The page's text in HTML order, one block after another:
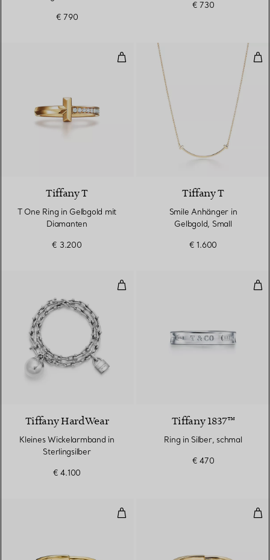
€ 790
€ 730
T One Ring in Gelbgold mit
3 Materialien
Tiffany T
T One Ring in Gelbgold mit
Diamanten
€ 3.200
Tiffany T
Smile Anhänger in
Gelbgold, Small
€ 1.600
Kleines Wickelarmband in
Tiffany HardWear
Kleines Wickelarmband in
Sterlingsilber
€ 4.100
Tiffany 1837™
Ring in Silber, schmal
€ 470
Ring in Gelbgold